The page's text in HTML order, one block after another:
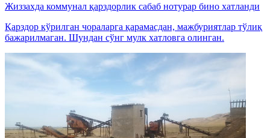
Жиззахда коммунал қарздорлик сабаб нотурар бино хатланди
Қарздор кўрилган чораларга қарамасдан, мажбуриятлар тўлиқ
бажарилмаган. Шундан сўнг мулк хатловга олинган.